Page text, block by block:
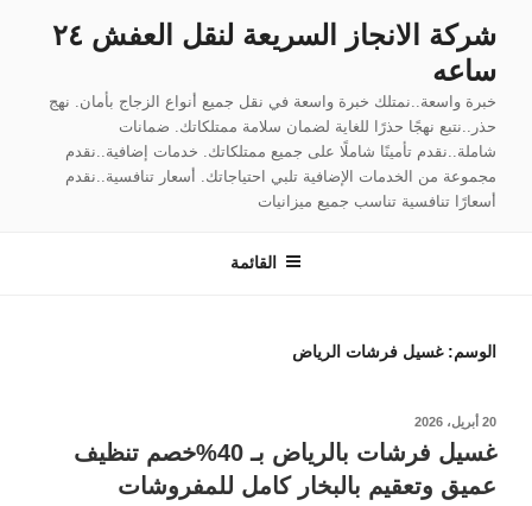
المحتوى
شركة الانجاز السريعة لنقل العفش ٢٤
ساعه
خبرة واسعة..نمتلك خبرة واسعة في نقل جميع أنواع الزجاج بأمان. نهج
حذر..نتبع نهجًا حذرًا للغاية لضمان سلامة ممتلكاتك. ضمانات
شاملة..نقدم تأمينًا شاملًا على جميع ممتلكاتك. خدمات إضافية..نقدم
مجموعة من الخدمات الإضافية تلبي احتياجاتك. أسعار تنافسية..نقدم
أسعارًا تنافسية تناسب جميع ميزانيات
القائمة
الوسم:غسيل فرشات الرياض
نُشر
في
20 أبريل، 2026
غسيل فرشات بالرياض بـ 40%خصم تنظيف
عميق وتعقيم بالبخار كامل للمفروشات